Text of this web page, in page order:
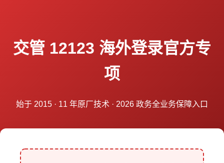
交管 12123 海外登录官方专
项
始于 2015 · 11 年原厂技术 · 2026 政务全业务保障入口